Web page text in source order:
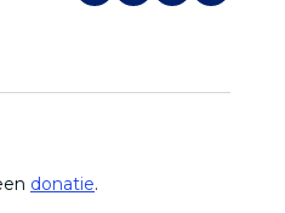
donatie.